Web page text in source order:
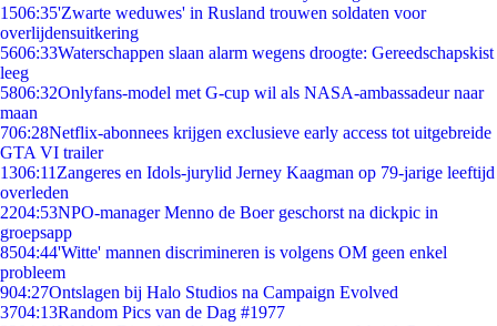
1506:35'Zwarte weduwes' in Rusland trouwen soldaten voor
overlijdensuitkering
5606:33Waterschappen slaan alarm wegens droogte: Gereedschapskist
leeg
5806:32Onlyfans-model met G-cup wil als NASA-ambassadeur naar
maan
706:28Netflix-abonnees krijgen exclusieve early access tot uitgebreide
GTA VI trailer
1306:11 Zangeres en Idols-jurylid Jerney Kaagman op 79-jarige leeftijd
overleden
2204:53NPO-manager Menno de Boer geschorst na dickpic in
groepsapp
8504:44'Witte' mannen discrimineren is volgens OM geen enkel
probleem
904:27Ontslagen bij Halo Studios na Campaign Evolved
3704:13Random Pics van de Dag #1977